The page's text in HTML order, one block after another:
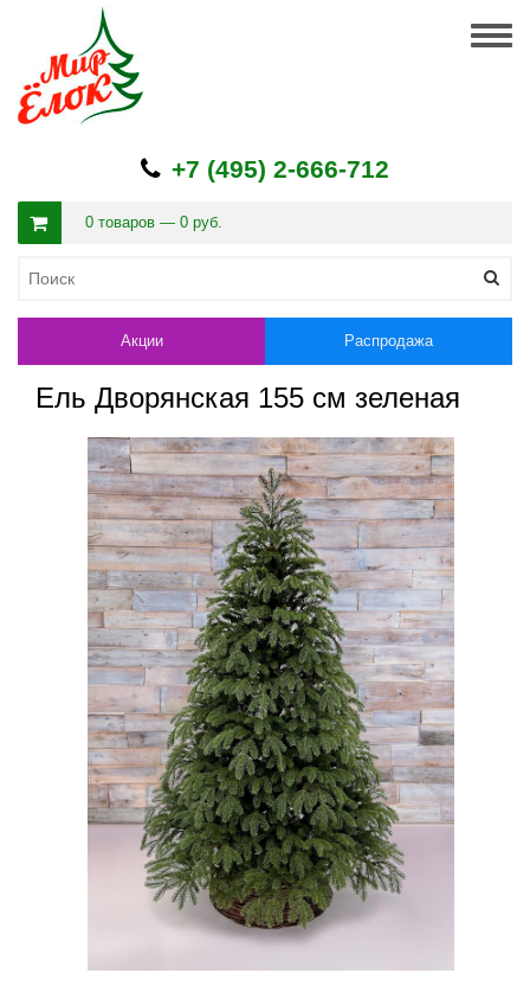
+7 (495) 2-666-712
0 товаров — 0 руб.
Акции Распродажа
Ель Дворянская 155 см зеленая